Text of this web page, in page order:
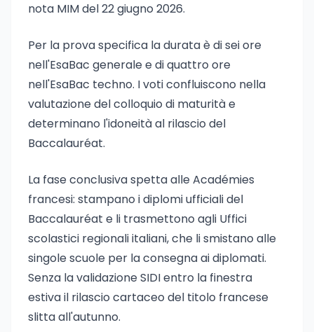
nota MIM del 22 giugno 2026.
Per la prova specifica la durata è di sei ore
nell'EsaBac generale e di quattro ore
nell'EsaBac techno. I voti confluiscono nella
valutazione del colloquio di maturità e
determinano l'idoneità al rilascio del
Baccalauréat.
La fase conclusiva spetta alle Académies
francesi: stampano i diplomi ufficiali del
Baccalauréat e li trasmettono agli Uffici
scolastici regionali italiani, che li smistano alle
singole scuole per la consegna ai diplomati.
Senza la validazione SIDI entro la finestra
estiva il rilascio cartaceo del titolo francese
slitta all'autunno.